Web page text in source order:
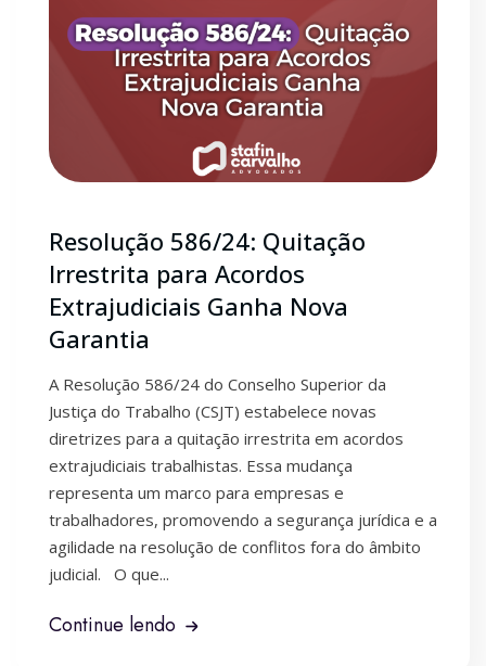
Resolução 586/24: Quitação
Irrestrita para Acordos
Extrajudiciais Ganha Nova
Garantia
A Resolução 586/24 do Conselho Superior da
Justiça do Trabalho (CSJT) estabelece novas
diretrizes para a quitação irrestrita em acordos
extrajudiciais trabalhistas. Essa mudança
representa um marco para empresas e
trabalhadores, promovendo a segurança jurídica e a
agilidade na resolução de conflitos fora do âmbito
judicial. O que...
Continue lendo